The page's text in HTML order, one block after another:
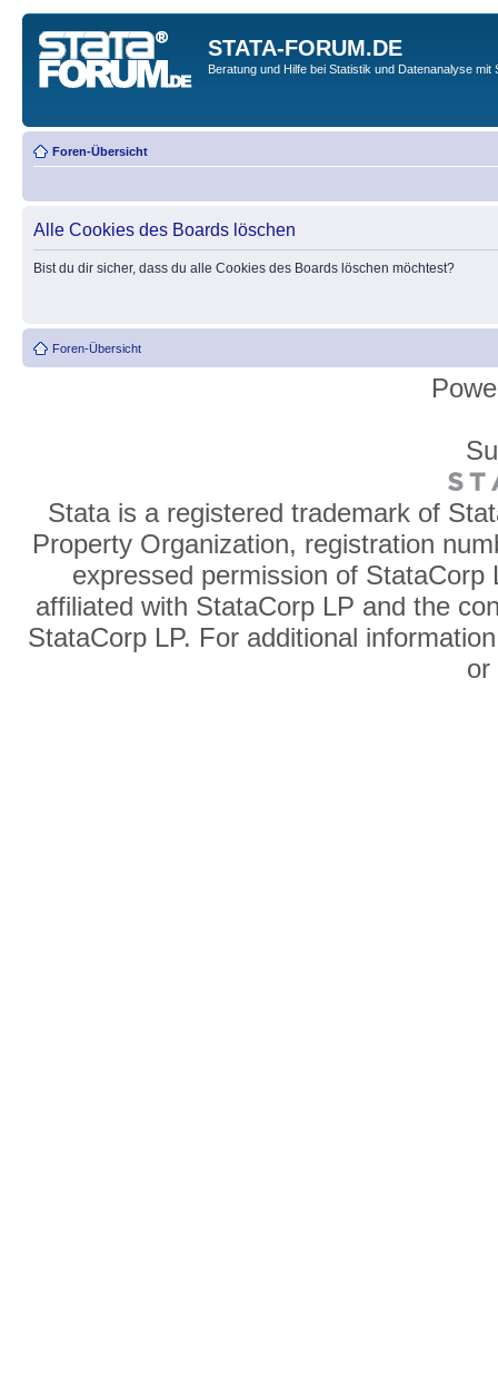
STATA-FORUM.DE
Beratung und Hilfe bei Statistik und Datenanalyse mit
Foren-Übersicht
Alle Cookies des Boards löschen
Bist du dir sicher, dass du alle Cookies des Boards löschen möchtest?
Foren-Übersicht
Stata is a registered trademark of
Property Organization, registration
expressed permission of
affiliated with StataCorp LP and the
StataCorp LP. For additional
or